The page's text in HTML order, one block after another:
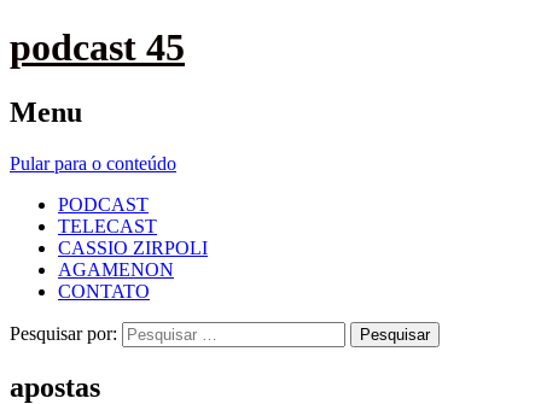
podcast 45
Menu
Pular para o conteúdo
PODCAST
TELECAST
CASSIO ZIRPOLI
AGAMENON
CONTATO
Pesquisar por:
apostas